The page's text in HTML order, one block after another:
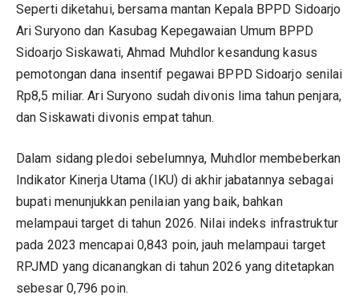
Seperti diketahui, bersama mantan Kepala BPPD Sidoarjo
Ari Suryono dan Kasubag Kepegawaian Umum BPPD
Sidoarjo Siskawati, Ahmad Muhdlor kesandung kasus
pemotongan dana insentif pegawai BPPD Sidoarjo senilai
Rp8,5 miliar. Ari Suryono sudah divonis lima tahun penjara,
dan Siskawati divonis empat tahun.
Dalam sidang pledoi sebelumnya, Muhdlor membeberkan
Indikator Kinerja Utama (IKU) di akhir jabatannya sebagai
bupati menunjukkan penilaian yang baik, bahkan
melampaui target di tahun 2026. Nilai indeks infrastruktur
pada 2023 mencapai 0,843 poin, jauh melampaui target
RPJMD yang dicanangkan di tahun 2026 yang ditetapkan
sebesar 0,796 poin.